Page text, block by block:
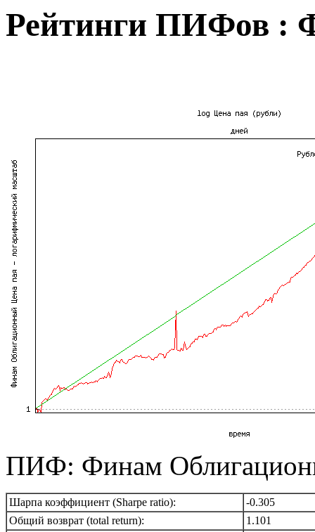
Рейтинги ПИФов :
ПИФ: Финам
Шарпа коэффициент (Sharpe ratio):
-0.305
Общий возврат (total return):
1.101